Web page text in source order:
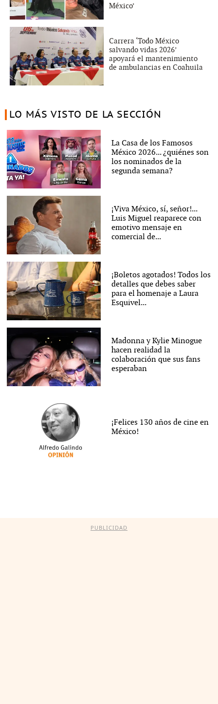
México’
Carrera ‘Todo México
salvando vidas 2026’
apoyará el mantenimiento
de ambulancias en Coahuila
LO MÁS VISTO DE LA SECCIÓN
La Casa de los Famosos
México 2026... ¿quiénes son
los nominados de la
segunda semana?
¡Viva México, sí, señor!...
Luis Miguel reaparece con
emotivo mensaje en
comercial de...
¡Boletos agotados! Todos los
detalles que debes saber
para el homenaje a Laura
Esquivel...
Madonna y Kylie Minogue
hacen realidad la
colaboración que sus fans
esperaban
¡Felices 130 años de cine en
México!
PUBLICIDAD